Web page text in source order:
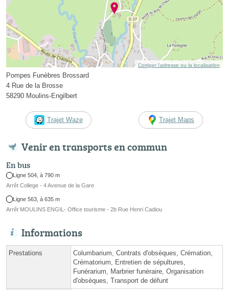
Corriger l’adresse ou la localisation
Pompes Funèbres Brossard
4 Rue de la Brosse
58290 Moulins-Engilbert
Trajet Waze Trajet Maps
Venir en transports en commun
En bus
Ligne 504, à 790 m
Arrêt College - 4 Avenue de la Gare
Ligne 563, à 635 m
Arrêt MOULINS ENGIL- Office tourisme - 2b Rue Henri Cadiou
Informations
Prestations
Columbarium, Contrats d'obsèques, Crémation,
Crématorium, Entretien de sépultures,
Funérarium, Marbrier funéraire, Organisation
d'obsèques, Transport de défunt